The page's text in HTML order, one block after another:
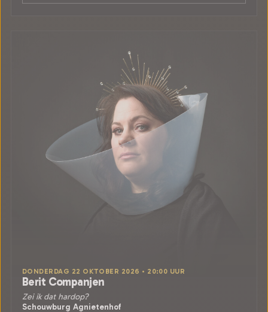
DONDERDAG 22 OKTOBER 2026 • 20:00 UUR
Berit Companjen
Zei ik dat hardop?
Schouwburg Agnietenhof